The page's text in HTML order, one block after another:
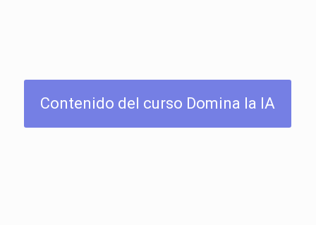
Contenido del curso Domina la IA